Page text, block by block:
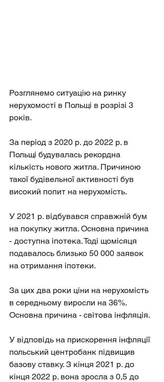
Розглянемо ситуацію на ринку
нерухомості в Польщі в розрізі 3
років.
За період з 2020 р. до 2022 р. в
Польщі будувалась рекордна
кількість нового житла. Причиною
такої будівельної активності був
високий попит на нерухомість.
У 2021 р. відбувався справжній бум
на покупку житла. Основна причина
- доступна іпотека. Тоді щомісяця
подавалось близько 50 000 заявок
на отримання іпотеки.
За цих два роки ціни на нерухомість
в середньому виросли на 36%.
Основна причина - світова інфляція.
У відповідь на прискорення інфляції
польський центробанк підвищив
базову ставку. З кінця 2021 р. до
кінця 2022 р. вона зросла з 0,5 до